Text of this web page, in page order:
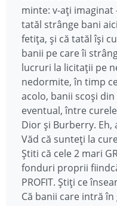
minte: v-ați imaginat
tatăl strânge bani
fetița, și că tatăl își
banii pe care îi
lucruri la licitații pe
nedormite, în timp
acolo, banii scoși din
eventual, între
Dior și Burberry. Eh,
Văd că sunteți la
Știti că cele 2 mari
fonduri proprii
PROFIT. Știți ce
Că banii care intră